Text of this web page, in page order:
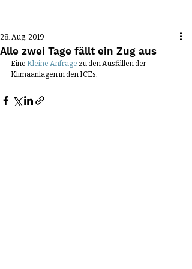
Alle zwei Tage fällt ein Zug aus
28. Aug. 2019
Eine Kleine Anfrage zu den Ausfällen der
Klimaanlagen in den ICEs.